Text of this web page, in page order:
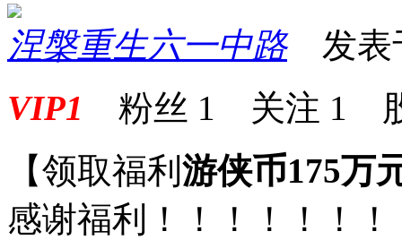
涅槃重生六一中路发表
VIP1 粉丝 1 关注 1
【领取福利 游侠币175万
感谢福利！！！！！！！